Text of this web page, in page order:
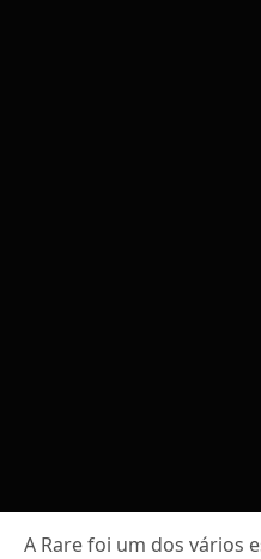
A Rare foi um dos vários